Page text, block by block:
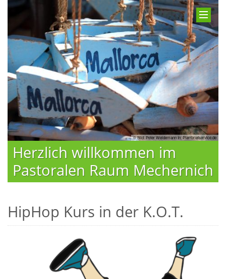
© Bild: Peter Weidemann In: Pfarrbriefservice.de
Herzlich willkommen im
Pastoralen Raum Mechernich
HipHop Kurs in der K.O.T.